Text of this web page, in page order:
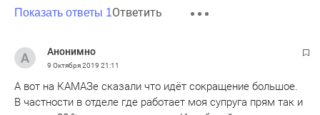
Показать ответы 1Ответить
Анонимно
9 Октября 2019 21:11
А вот на КАМАЗе сказали что идёт сокращение большое.
В частности в отделе где работает моя супруга прям так и